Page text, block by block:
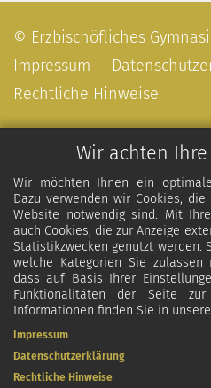
Wir achten
Wir möchten Ihnen ein
Dazu verwenden wir Cookies,
Website notwendig sind. Mit
auch Cookies, die zur Anzeige
Statistikzwecken genutzt werden.
welche Kategorien Sie
dass auf Basis Ihrer
Funktionalitäten der Seite
Informationen finden Sie in
Impressum
Datenschutzerklärung
Rechtliche Hinweise
© Erzbischöfliches
Impressum
Rechtliche Hinweise